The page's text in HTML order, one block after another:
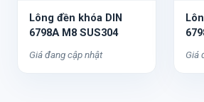
Lông đền khóa DIN
6798A M8 SUS304
Giá đang cập nhật Giá